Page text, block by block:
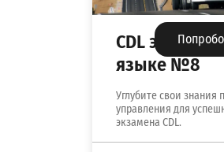
CDL экзамен
языке №8
Углубите свои знания
управления для
экзамена CDL.